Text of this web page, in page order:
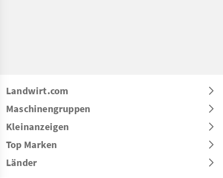
Landwirt.com
Maschinengruppen
Kleinanzeigen
Top Marken
Länder